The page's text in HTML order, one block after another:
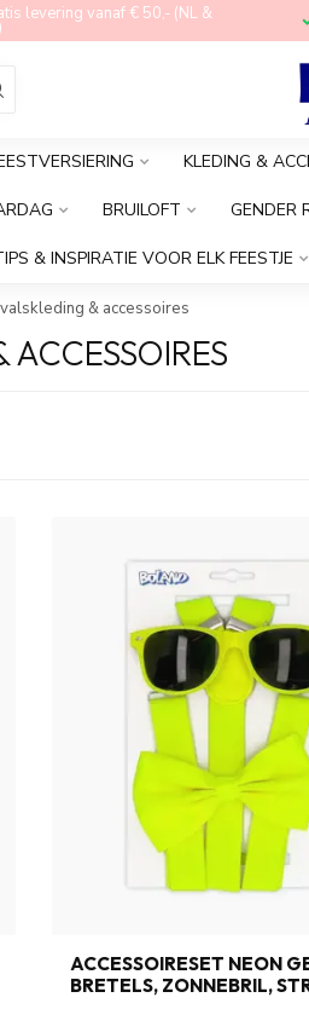
levering vanaf € 50,- (NL &
KLEDING &
BRUILOFT GENDER
& INSPIRATIE VOOR ELK FEESTJE
& accessoires
ACCESSOIRESET NEON
BRETELS, ZONNEBRIL,